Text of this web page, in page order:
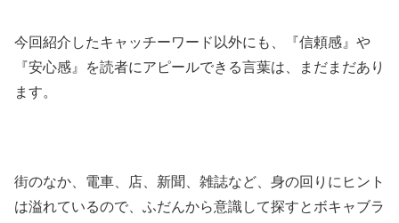
今回紹介したキャッチーワード以外にも、『信頼感』や
『安心感』を読者にアピールできる言葉は、まだまだあり
ます。
街のなか、電車、店、新聞、雑誌など、身の回りにヒント
は溢れているので、ふだんから意識して探すとボキャブラ